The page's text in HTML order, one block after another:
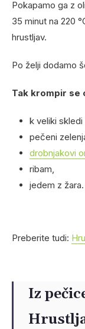
Pokapamo ga z
35 minut na 220
hrustljav.
Po želji dodamo
Tak krompir se
k veliki skledi
pečeni
drobnjakovi
ribam,
jedem z žara.
Preberite tudi:
Iz